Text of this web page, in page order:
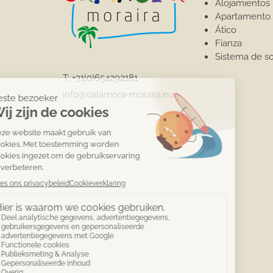
T:+31(0)654292181
info@calamora-moraira.eu
Alojamientos
Apartamento
Ático
Fianza
Sistema de